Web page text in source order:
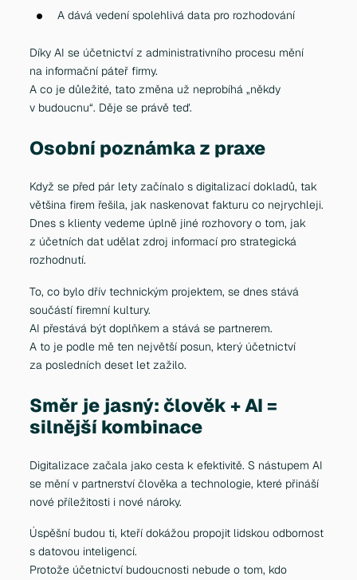
A dává vedení spolehlivá data pro rozhodování
Díky AI se účetnictví z administrativního procesu mění
na informační páteř firmy.
A co je důležité, tato změna už neprobíhá „někdy
v budoucnu“. Děje se právě teď.
Osobní poznámka z praxe
Když se před pár lety začínalo s digitalizací dokladů, tak
většina firem řešila, jak naskenovat fakturu co nejrychleji.
Dnes s klienty vedeme úplně jiné rozhovory o tom, jak
z účetních dat udělat zdroj informací pro strategická
rozhodnutí.
To, co bylo dřív technickým projektem, se dnes stává
součástí firemní kultury.
AI přestává být doplňkem a stává se partnerem.
A to je podle mě ten největší posun, který účetnictví
za posledních deset let zažilo.
Směr je jasný: člověk + AI =
silnější kombinace
Digitalizace začala jako cesta k efektivitě. S nástupem AI
se mění v partnerství člověka a technologie, které přináší
nové příležitosti i nové nároky.
Úspěšní budou ti, kteří dokážou propojit lidskou odbornost
s datovou inteligencí.
Protože účetnictví budoucnosti nebude o tom, kdo